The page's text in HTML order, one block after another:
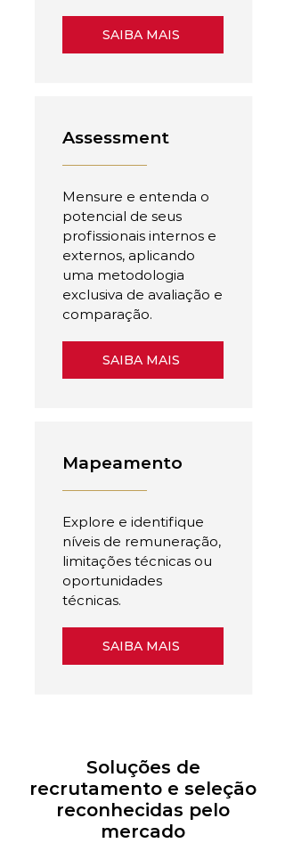
SAIBA MAIS
Assessment
Mensure e entenda o
potencial de seus
profissionais internos e
externos, aplicando
uma metodologia
exclusiva de avaliação e
comparação.
SAIBA MAIS
Mapeamento
Explore e identifique
níveis de remuneração,
limitações técnicas ou
oportunidades
técnicas.
SAIBA MAIS
Soluções de
recrutamento e seleção
reconhecidas pelo
mercado